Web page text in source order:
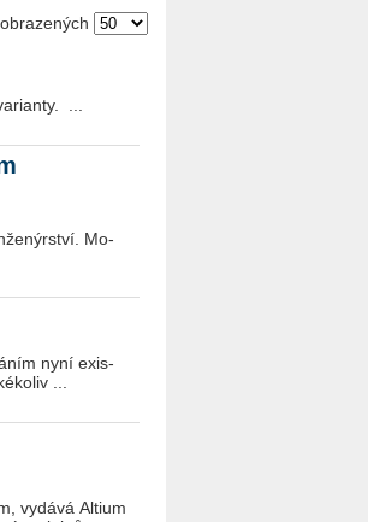
Mo­
nyní exis­
...
vydává Altium